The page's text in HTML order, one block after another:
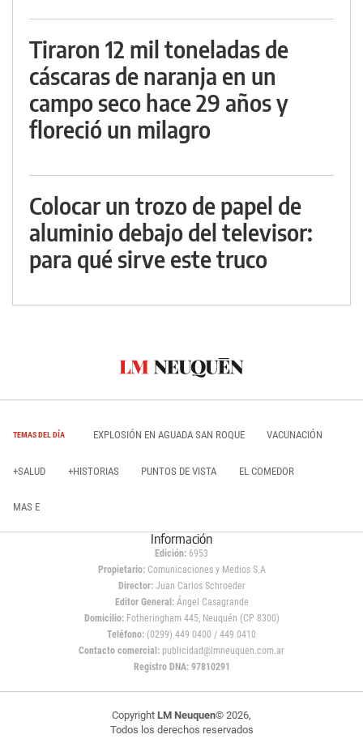
Tiraron 12 mil toneladas de
cáscaras de naranja en un
campo seco hace 29 años y
floreció un milagro
Colocar un trozo de papel de
aluminio debajo del televisor:
para qué sirve este truco
TEMAS DEL DÍA EXPLOSIÓN EN AGUADA SAN ROQUE VACUNACIÓN
+SALUD +HISTORIAS PUNTOS DE VISTA EL COMEDOR
MAS E
Información
Edición: 6953
Propietario:Comunicaciones y Medios S.A
Director: Juan Carlos Schroeder
Editor General:Ángel Casagrande
Domicilio:Fotheringham 445, Neuquén (CP 8300)
Teléfono: (0299) 449 0400 / 449 0410
Contacto comercial: publicidad@lmneuquen.com.ar
Registro DNA: 97810291
Copyright LM Neuquen© 2026,
Todos los derechos reservados